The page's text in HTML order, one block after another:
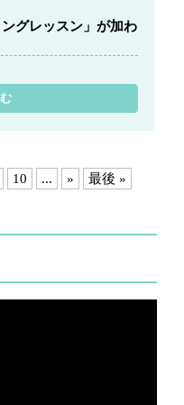
グレッスン」が加わ
10 ... » 最後 »